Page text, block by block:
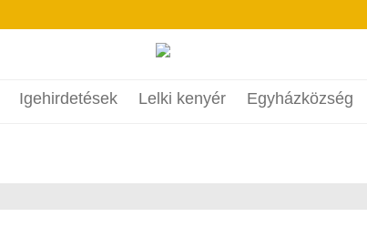
Igehirdetések Lelki kenyér Egyházközség